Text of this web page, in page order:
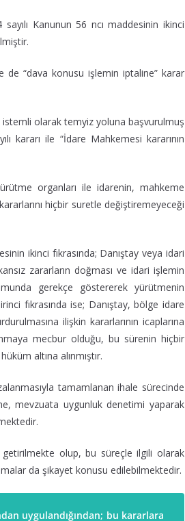
Kanunun 56 ncı maddesinin ikinci
de “dava konusu işlemin iptaline” karar
istemli olarak temyiz yoluna başvurulmuş
kararı ile “İdare Mahkemesi kararının
organları ile idarenin, mahkeme
hiçbir suretle değiştiremeyeceği
ikinci fıkrasında; Danıştay veya idari
zararların doğması ve idari işlemin
gerekçe göstererek yürütmenin
fıkrasında ise; Danıştay, bölge idare
ilişkin kararlarının icaplarına
mecbur olduğu, bu sürenin hiçbir
altına alınmıştır.
tamamlanan ihale sürecinde
mevzuata uygunluk denetimi yaparak
olup, bu süreçle ilgili olarak
da şikayet konusu edilebilmektedir.
uygulandığından; bu kararlara